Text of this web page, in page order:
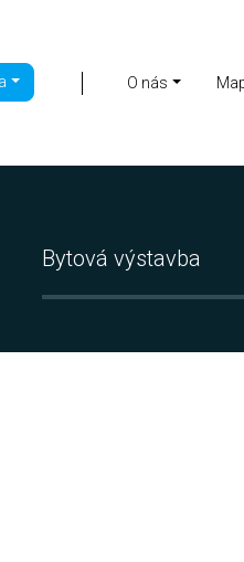
O nás
Bytová výstavba